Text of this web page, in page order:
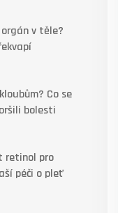
v těle?
Co se
bolesti
retinol pro
péči o pleť